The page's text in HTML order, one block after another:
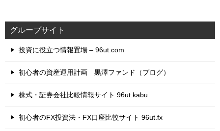
グループサイト
投資に役立つ情報置場 – 96ut.com
初心者の資産運用計画 黒澤ファンド（ブログ）
株式・証券会社比較情報サイト 96ut.kabu
初心者のFX投資法・FX口座比較サイト 96ut.fx